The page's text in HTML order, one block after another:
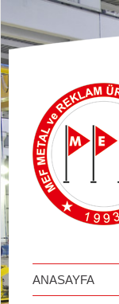
займ онлайн
ANASAYFA